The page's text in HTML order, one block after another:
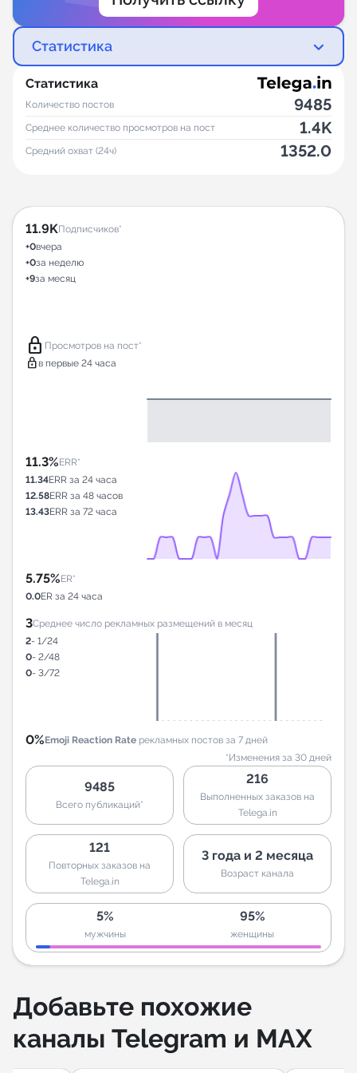
Статистика
Статистика
Количество постов 9485
Среднее количество просмотров на пост 1.4K
Средний охват (24ч) 1352.0
11.9KПодписчиков*
+0вчера
+0за неделю
+9за месяц
lock Просмотров на пост*
lock в первые 24 часа
11.3%ERR*
11.34ERR за 24 часа
12.58ERR за 48 часов
13.43ERR за 72 часа
5.75%ER*
0.0ER за 24 часа
3Среднее число рекламных размещений в месяц
2- 1/24
0- 2/48
0- 3/72
0%Emoji Reaction Rate рекламных постов за 7 дней
*Изменения за 30 дней
9485
Всего публикаций*
216
Выполненных заказов на
Telega.in
121
Повторных заказов на
Telega.in
3 года и 2 месяца
Возраст канала
5%
мужчины
95%
женщины
Добавьте похожие
каналы Telegram и MAX